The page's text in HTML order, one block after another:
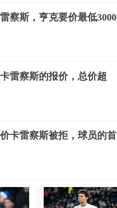
察斯，亨克要价最低3000
雷察斯的报价，总价超
卡雷察斯被拒，球员的首